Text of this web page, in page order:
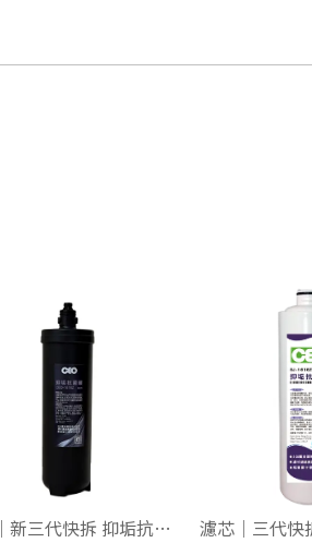
濾芯｜新三代快拆 抑垢抗菌碳【水垢剋星】